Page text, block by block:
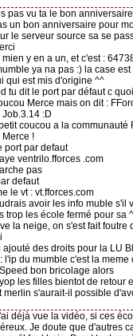
pas vu ta le bon
un bon anniversaire pour
le serveur source sa se
mien y en a un, et c'est :
ya na pas :) la case
qui est mis d'origine ^^
tu dit le port par défaut c
Merce mais on dit :
Job.3.14 :D
coucou a la communauté
Merce !
port par defaut
ventrilo.fforces .com
pas
defaut
le vt : vt.fforces.com
avoir les info muble s'il
trop les école fermé pour sa
la neige, on s'est fait foutre
ajouté des droits pour la LU
l'ip du mumble c'est la
bon bricolage alors
les filles bientot de retour
merlin s'aurait-il possible
déjà vue la vidéo, si ces
Je doute que d'autres